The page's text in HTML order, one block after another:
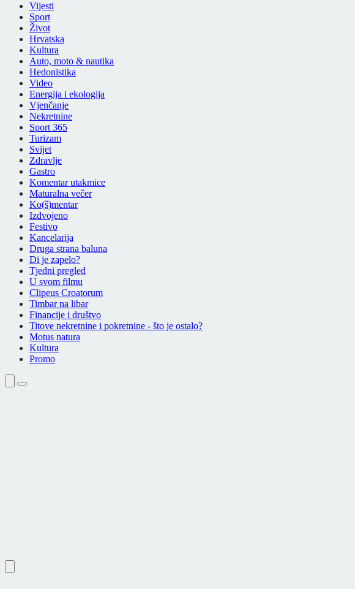
Vijesti
Sport
Život
Hrvatska
Kultura
Auto, moto & nautika
Hedonistika
Video
Energija i ekologija
Vjenčanje
Nekretnine
Sport 365
Turizam
Svijet
Zdravlje
Gastro
Komentar utakmice
Maturalna večer
Ko(š)mentar
Izdvojeno
Festivo
Kancelarija
Druga strana baluna
Di je zapelo?
Tjedni pregled
U svom filmu
Clipeus Croatorum
Timbar na libar
Financije i društvo
Titove nekretnine i pokretnine - što je ostalo?
Motus natura
Kultura
Promo